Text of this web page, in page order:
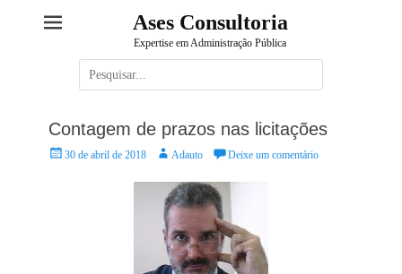
Ases Consultoria
Expertise em Administração Pública
Pesquisar
por:
Contagem de prazos nas licitações
Posted30 de abril de 2018 Autor:Adauto Deixe um comentário